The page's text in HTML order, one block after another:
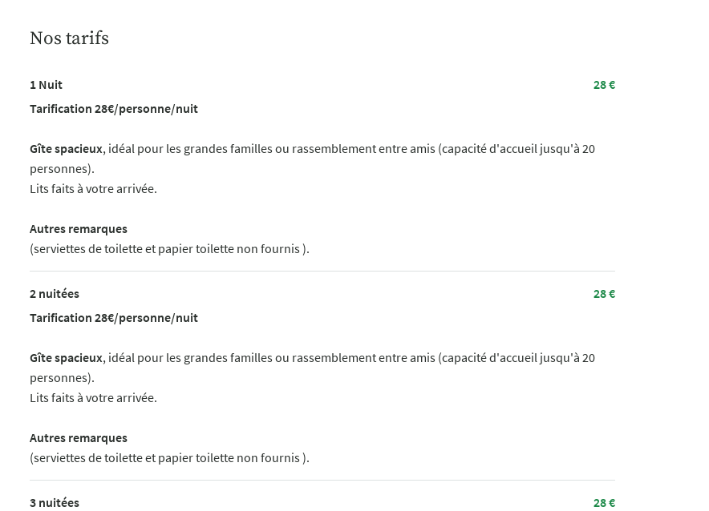
Nos tarifs
1 Nuit
28 €
Tarification 28€/personne/nuit
Gîte spacieux, idéal pour les grandes familles ou rassemblement entre amis (capacité d'accueil jusqu'à 20
personnes).
Lits faits à votre arrivée.
Autres remarques
(serviettes de toilette et papier toilette non fournis ).
2 nuitées
28 €
Tarification 28€/personne/nuit
Gîte spacieux, idéal pour les grandes familles ou rassemblement entre amis (capacité d'accueil jusqu'à 20
personnes).
Lits faits à votre arrivée.
Autres remarques
(serviettes de toilette et papier toilette non fournis ).
3 nuitées
28 €